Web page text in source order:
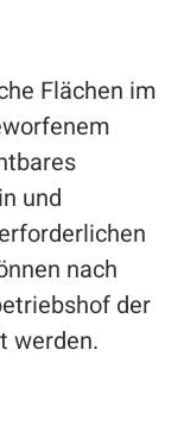
Flächen im
und
nach
der
werden.